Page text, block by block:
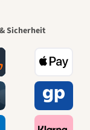
Sicherheit